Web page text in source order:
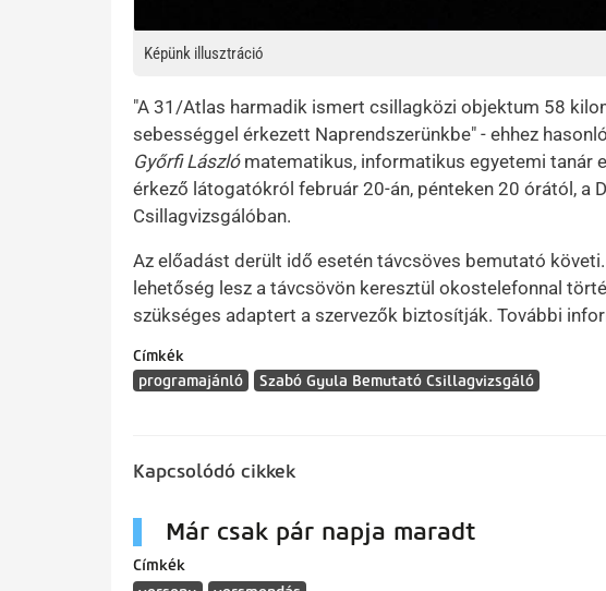
Képünk illusztráció
"A 31/Atlas harmadik ismert csillagközi objektum 58
sebességgel érkezett Naprendszerünkbe" - ehhez
Győrfi Lászlómatematikus, informatikus egyetemi tanár
érkező látogatókról február 20-án, pénteken 20 órától, a
Csillagvizsgálóban.
Az előadást derült idő esetén távcsöves bemutató
lehetőség lesz a távcsövön keresztül okostelefonnal
szükséges adaptert a szervezők biztosítják. További
Címkék
programajánló
Szabó Gyula Bemutató Csillagvizsgáló
Kapcsolódó cikkek
Már csak pár napja maradt
Címkék